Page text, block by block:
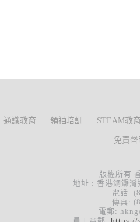
通識教育 領袖培訓 STEAM教育
免責
版權所有
地址 : 香港銅鑼
電話:
傳真:
電郵: